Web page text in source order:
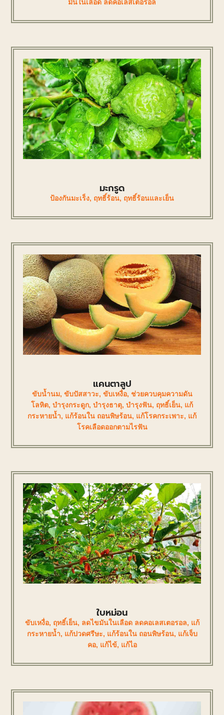
มันในเลือด ลดคอเลสเตอรอล
มะกรูด
ป้องกันมะเร็ง, ฤทธิ์ร้อน, ฤทธิ์ร้อนและเย็น
แคนตาลูป
ขับน้ำนม, ขับปัสสาวะ, ขับเหงื่อ, ช่วยควบคุมความดัน
โลหิต, บำรุงกระดูก, บำรุงธาตุ, บำรุงฟัน, ฤทธิ์เย็น, แก้
กระหายน้ำ, แก้ร้อนใน ถอนพิษร้อน, แก้โรคกระเพาะ, แก้
โรคเลือดออกตามไรฟัน
ใบหม่อน
ขับเหงื่อ, ฤทธิ์เย็น, ลดไขมันในเลือด ลดคอเลสเตอรอล, แก้
กระหายน้ำ, แก้ปวดศรีษะ, แก้ร้อนใน ถอนพิษร้อน, แก้เจ็บ
คอ, แก้ไข้, แก้ไอ